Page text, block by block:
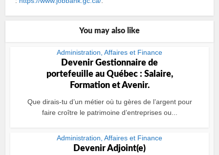
You may also like
Administration, Affaires et Finance
Devenir Gestionnaire de
portefeuille au Québec : Salaire,
Formation et Avenir.
Que dirais‑tu d’un métier où tu gères de l’argent pour
faire croître le patrimoine d’entreprises ou...
Administration, Affaires et Finance
Devenir Adjoint(e)